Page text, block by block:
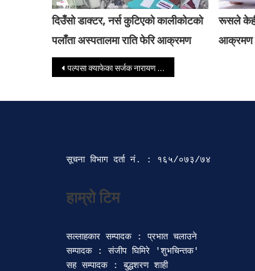
दिउँसो डाक्टर, नर्स कुटिएको कालीकोटको
पलाँता अस्पतालमा राति फेरि आक्रमण
रूसले केही
आक्रमण
Post navigation
पल्पसा क्याफेका सर्जक नारायण वाग्लेले ल्याए ‘कोरियाना कफीगफ’, के छ पुस्तकभित्र
सूचना विभाग दर्ता‍ नं. : १६५/०७३/७४
हाम्रो टिम
सल्लाहकार सम्पादक : प्रभात चलाउने
सम्पादक : संजीप घिमिरे 'शुभचिन्तक'
सह सम्पादक : बुद्धशरण शाही